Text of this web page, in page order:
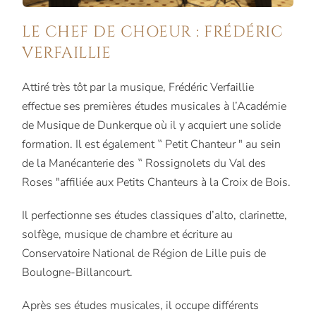
LE CHEF DE CHOEUR : FRÉDÉRIC
VERFAILLIE
Attiré très tôt par la musique, Frédéric Verfaillie
effectue ses premières études musicales à l’Académie
de Musique de Dunkerque où il y acquiert une solide
formation. Il est également ‟ Petit Chanteur ″ au sein
de la Manécanterie des ‟ Rossignolets du Val des
Roses ″affiliée aux Petits Chanteurs à la Croix de Bois.
Il perfectionne ses études classiques d’alto, clarinette,
solfège, musique de chambre et écriture au
Conservatoire National de Région de Lille puis de
Boulogne-Billancourt.
Après ses études musicales, il occupe différents